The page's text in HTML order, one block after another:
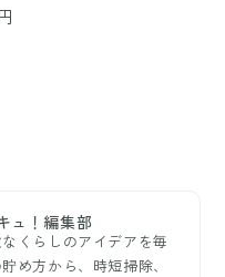
ュ！編集部
くらしのアイデアを毎
め方から、時短掃除、